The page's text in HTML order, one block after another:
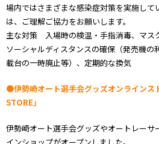
場内ではさまざまな感染症対策を実施して
は、ご理解ご協力をお願いします。
主な対策 入場時の検温・手指消毒、マス
ソーシャルディスタンスの確保（発売機
載台の一時廃止等）、定期的な換気
●伊勢崎オート選手会グッズオンラインス
STORE」
伊勢崎オート選手会グッズやオートレーサ